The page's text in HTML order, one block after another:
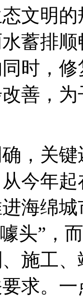
文明
蓄排
时，
善，
关键
今年
海绵
头”，
施工
求。